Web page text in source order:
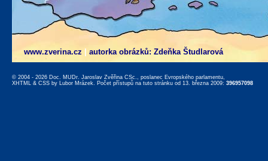
www.zverina.cz autorka obrázků: Zdeňka Študlarová
© 2004 - 2026 Doc. MUDr. Jaroslav Zvěřina CSc., poslanec Evropského parlamentu,
XHTML & CSS by Lubor Mrázek. Počet přístupů na tuto stránku od 13. března 2009: 396957098